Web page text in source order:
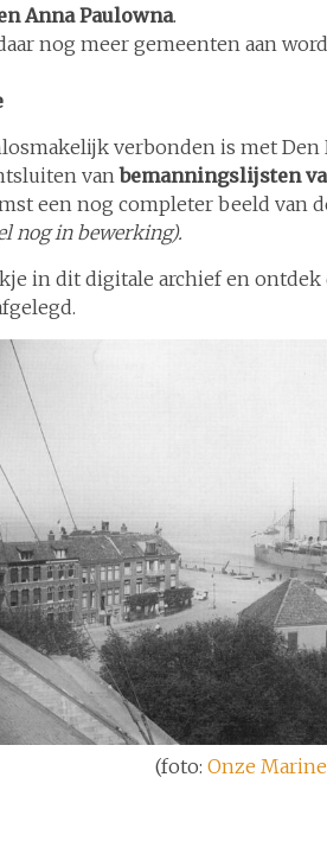
Anna Paulowna.
nog meer gemeenten aan
verbonden is met
vanbemanningslijsten
een nog completer beeld van
nog in bewerking).
in dit digitale archief en ontdek
(foto: Onze